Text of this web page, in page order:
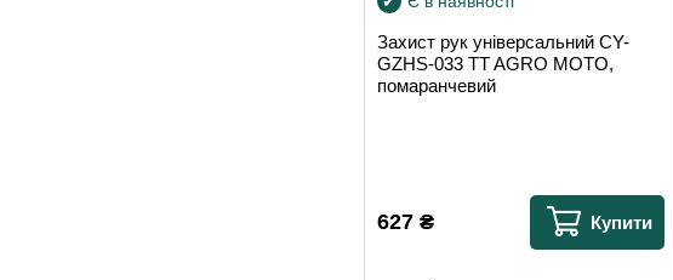
Захист рук універсальний CY-
GZHS-033 TT AGRO MOTO,
помаранчевий
627 ₴ Купити